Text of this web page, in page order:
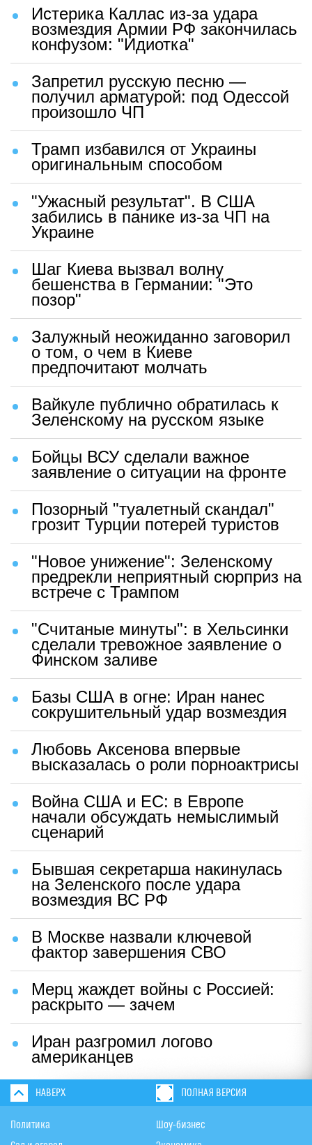
Истерика Каллас из-за удара
возмездия Армии РФ закончилась
конфузом: "Идиотка"
Запретил русскую песню —
получил арматурой: под Одессой
произошло ЧП
Трамп избавился от Украины
оригинальным способом
"Ужасный результат". В США
забились в панике из-за ЧП на
Украине
Шаг Киева вызвал волну
бешенства в Германии: "Это
позор"
Залужный неожиданно заговорил
о том, о чем в Киеве
предпочитают молчать
Вайкуле публично обратилась к
Зеленскому на русском языке
Бойцы ВСУ сделали важное
заявление о ситуации на фронте
Позорный "туалетный скандал"
грозит Турции потерей туристов
"Новое унижение": Зеленскому
предрекли неприятный сюрприз на
встрече с Трампом
"Считаные минуты": в Хельсинки
сделали тревожное заявление о
Финском заливе
Базы США в огне: Иран нанес
сокрушительный удар возмездия
Любовь Аксенова впервые
высказалась о роли порноактрисы
Война США и ЕС: в Европе
начали обсуждать немыслимый
сценарий
Бывшая секретарша накинулась
на Зеленского после удара
возмездия ВС РФ
В Москве назвали ключевой
фактор завершения СВО
Мерц жаждет войны с Россией:
раскрыто — зачем
Иран разгромил логово
американцев
НАВЕРХ ПОЛНАЯ ВЕРСИЯ
Политика
Шоу-бизнес